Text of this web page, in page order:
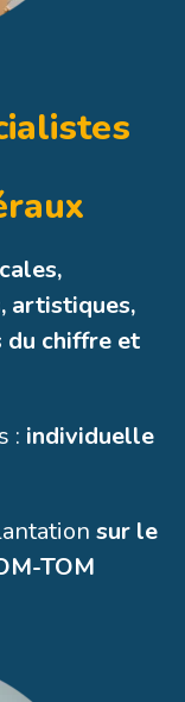
artistiques,
du chiffre et
: individuelle
sur le
TOM